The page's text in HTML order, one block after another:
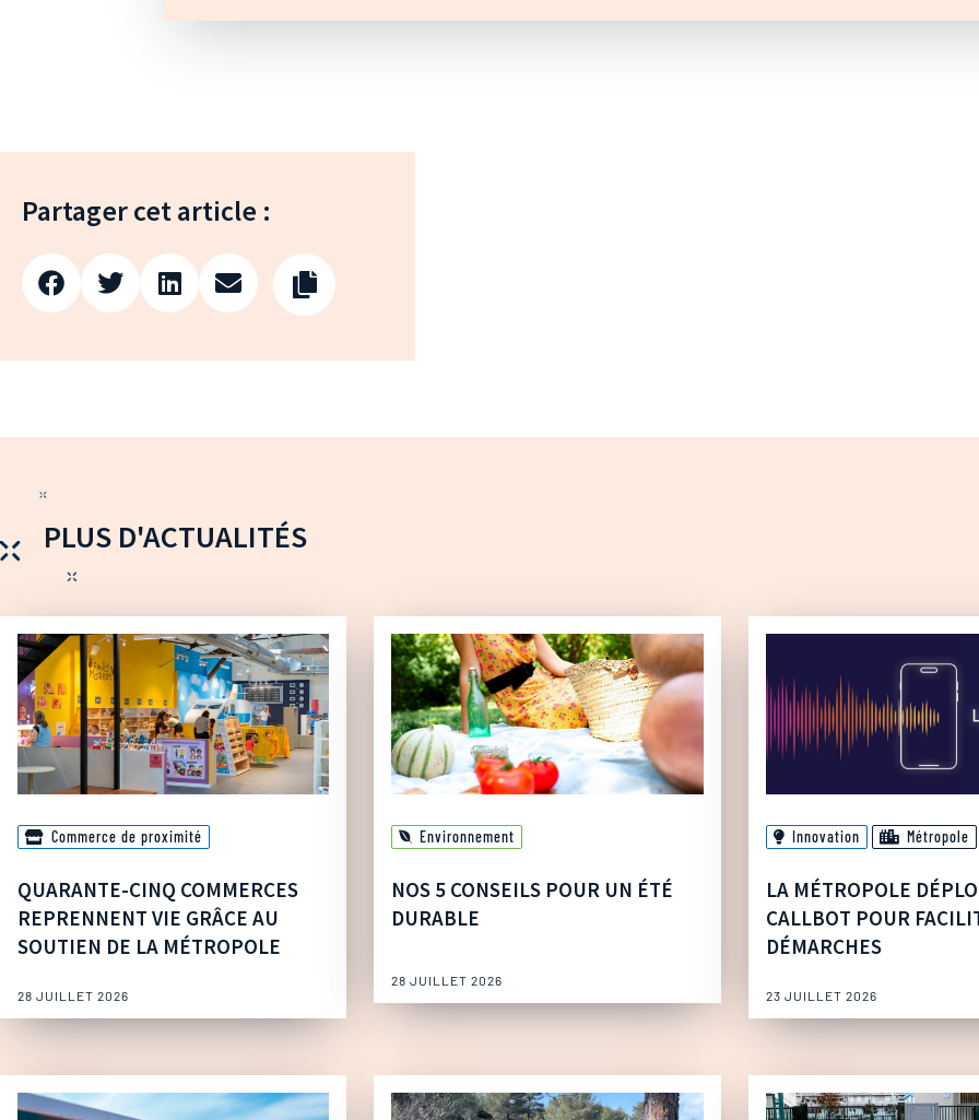
Partager cet article :
PLUS D'ACTUALITÉS
Commerce de proximité
QUARANTE-CINQ COMMERCES
REPRENNENT VIE GRÂCE AU
SOUTIEN DE LA MÉTROPOLE
28 JUILLET 2026
Environnement
NOS 5 CONSEILS POUR UN ÉTÉ
DURABLE
28 JUILLET 2026
Innovation Métropole
LA MÉTROPOLE
CALLBOT POUR
DÉMARCHES
23 JUILLET 2026